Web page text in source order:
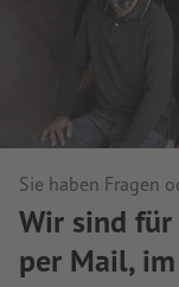
Sie haben Fragen
Wir sind für
per Mail,